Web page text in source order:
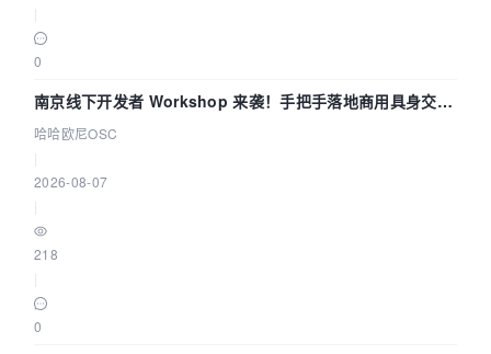
0
南京线下开发者 Workshop 来袭！手把手落地商用具身交互
智能 Agent 应用
哈哈欧尼OSC
2026-08-07
218
0